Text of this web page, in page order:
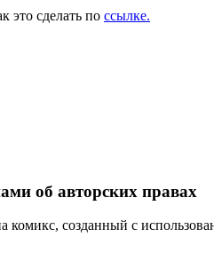
это сделать по ссылке.
об авторских правах
созданный с